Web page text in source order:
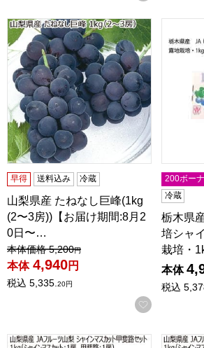
山梨県産 たねなし巨峰(1kg(2〜3房))
早得 送料込み 冷蔵
山梨県産 たねなし巨峰(1kg
(2〜3房))【お届け期間:8月2
0日〜…
値引き前の価格：
本体価格 5,200円
本体 4,940円
税込 5,335.20円
お気に入
200ボー
冷蔵
栃木県
培シャ
栽培・
本体
税込
山梨県産(JAフルーツ山梨) シャイン
山梨県